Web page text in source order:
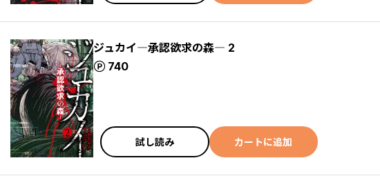
ジュカイ―承認欲求の森― 2
740
ポイント
試し読み カートに追加